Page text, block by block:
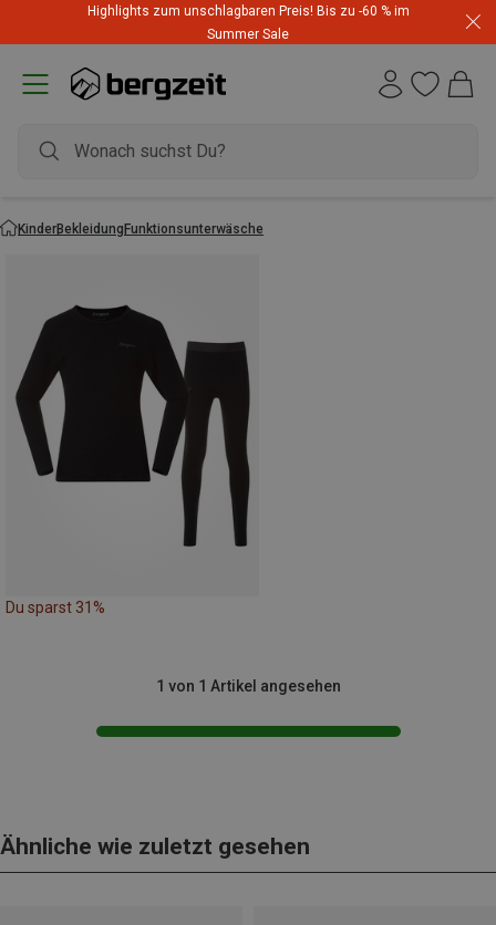
Highlights zum unschlagbaren Preis! Bis zu -60 % im
Summer Sale
KinderBekleidungFunktionsunterwäsche
Du sparst 31%
1 von 1 Artikel angesehen
Ähnliche wie zuletzt gesehen